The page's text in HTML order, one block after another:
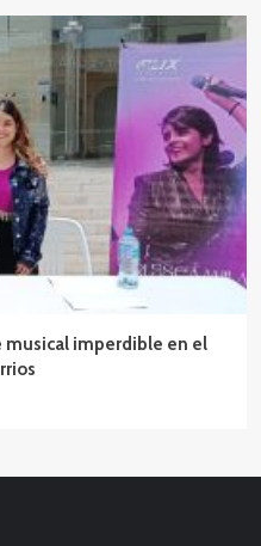
musical imperdible en el